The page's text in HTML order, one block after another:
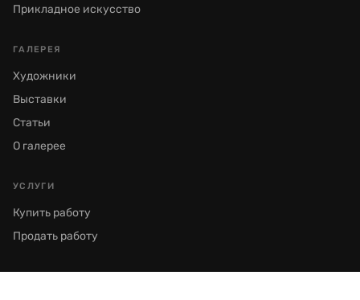
Прикладное искусство
ГАЛЕРЕЯ
Художники
Выставки
Статьи
О галерее
УСЛУГИ
Купить работу
Продать работу